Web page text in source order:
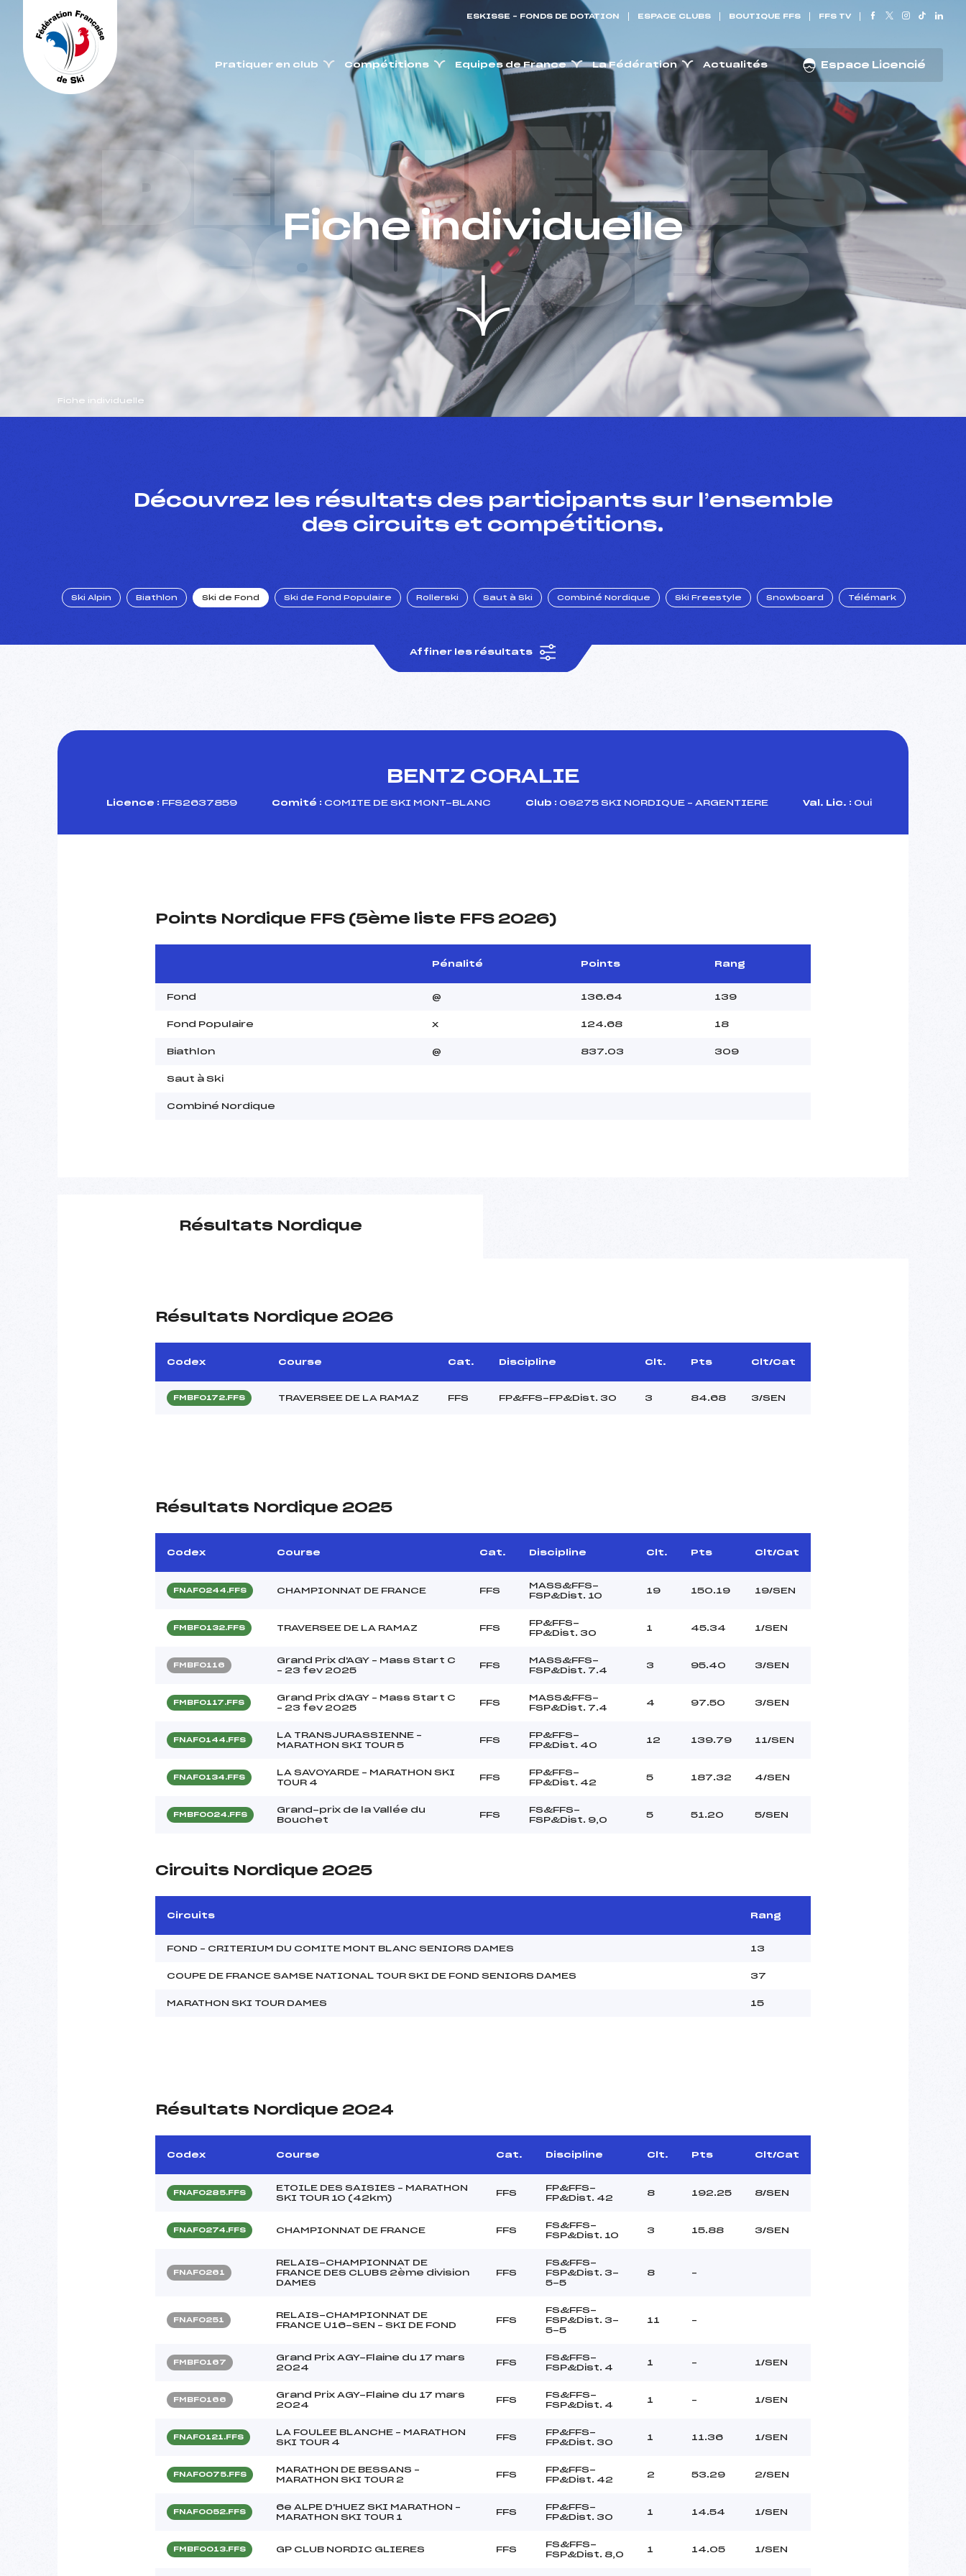
ESKISSE – FONDS DE DOTATION ESPACE CLUBS BOUTIQUE FFS FFS TV
Pratiquer en club Compétitions Equipes de France La Fédération Actualités Espace Licencié
DERNIÈRES
COURSES
Fiche individuelle
Fiche individuelle
Découvrez les résultats des participants sur l’ensemble
des circuits et compétitions.
Ski Alpin Biathlon Ski de Fond Ski de Fond Populaire Rollerski Saut à Ski Combiné Nordique Ski Freestyle Snowboard Télémark
Affiner les résultats
BENTZ CORALIE
Licence : FFS2637859 Comité : COMITE DE SKI MONT-BLANC Club : 09275 SKI NORDIQUE – ARGENTIERE Val. Lic. : Oui
Points Nordique FFS (5ème liste FFS 2026)
Pénalité Points Rang
Fond @ 136.64 139
Fond Populaire x 124.68 18
Biathlon @ 837.03 309
Saut à Ski
Combiné Nordique
Résultats Nordique
Résultats Nordique 2026
Codex Course Cat. Discipline Clt. Pts Clt/Cat
FMBF0172.FFS TRAVERSEE DE LA RAMAZ FFS FP&FFS-FP&Dist. 30 3 84.68 3/SEN
Résultats Nordique 2025
Codex Course Cat. Discipline Clt. Pts Clt/Cat
FNAF0244.FFS CHAMPIONNAT DE FRANCE FFS
MASS&FFS-
FSP&Dist. 10
19 150.19 19/SEN
FMBF0132.FFS TRAVERSEE DE LA RAMAZ FFS
FP&FFS-
FP&Dist. 30
1 45.34 1/SEN
FMBF0116
Grand Prix d'AGY – Mass Start C
– 23 fev 2025
FFS
MASS&FFS-
FSP&Dist. 7.4
3 95.40 3/SEN
FMBF0117.FFS
Grand Prix d'AGY – Mass Start C
– 23 fev 2025
FFS
MASS&FFS-
FSP&Dist. 7.4
4 97.50 3/SEN
FNAF0144.FFS
LA TRANSJURASSIENNE –
MARATHON SKI TOUR 5
FFS
FP&FFS-
FP&Dist. 40
12 139.79 11/SEN
FNAF0134.FFS
LA SAVOYARDE – MARATHON SKI
TOUR 4
FFS
FP&FFS-
FP&Dist. 42
5 187.32 4/SEN
FMBF0024.FFS
Grand-prix de la Vallée du
Bouchet
FFS
FS&FFS-
FSP&Dist. 9,0
5 51.20 5/SEN
Circuits Nordique 2025
Circuits Rang
FOND – CRITERIUM DU COMITE MONT BLANC SENIORS DAMES 13
COUPE DE FRANCE SAMSE NATIONAL TOUR SKI DE FOND SENIORS DAMES 37
MARATHON SKI TOUR DAMES 15
Résultats Nordique 2024
Codex Course Cat. Discipline Clt. Pts Clt/Cat
FNAF0285.FFS
ETOILE DES SAISIES – MARATHON
SKI TOUR 10 (42km)
FFS
FP&FFS-
FP&Dist. 42
8 192.25 8/SEN
FNAF0274.FFS CHAMPIONNAT DE FRANCE FFS
FS&FFS-
FSP&Dist. 10
3 15.88 3/SEN
FNAF0261
RELAIS-CHAMPIONNAT DE
FRANCE DES CLUBS 2ème division
DAMES
FFS
FS&FFS-
FSP&Dist. 3-
5-5
8 –
FNAF0251
RELAIS-CHAMPIONNAT DE
FRANCE U16-SEN – SKI DE FOND
FFS
FS&FFS-
FSP&Dist. 3-
5-5
11 –
FMBF0167
Grand Prix AGY-Flaine du 17 mars
2024
FFS
FS&FFS-
FSP&Dist. 4
1 – 1/SEN
FMBF0166
Grand Prix AGY-Flaine du 17 mars
2024
FFS
FS&FFS-
FSP&Dist. 4
1 – 1/SEN
FNAF0121.FFS
LA FOULEE BLANCHE – MARATHON
SKI TOUR 4
FFS
FP&FFS-
FP&Dist. 30
1 11.36 1/SEN
FNAF0075.FFS
MARATHON DE BESSANS –
MARATHON SKI TOUR 2
FFS
FP&FFS-
FP&Dist. 42
2 53.29 2/SEN
FNAF0052.FFS
6e ALPE D'HUEZ SKI MARATHON –
MARATHON SKI TOUR 1
FFS
FP&FFS-
FP&Dist. 30
1 14.54 1/SEN
FMBF0013.FFS GP CLUB NORDIC GLIERES FFS
FS&FFS-
FSP&Dist. 8,0
1 14.05 1/SEN